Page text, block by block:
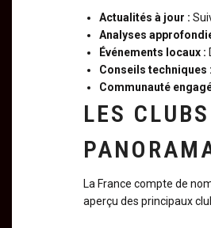
Actualités à jour :
Analyses
Événements locaux :
Conseils techniques :
Communauté
LES
La France compte de
aperçu des principaux